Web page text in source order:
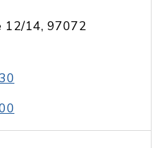
12/14, 97072